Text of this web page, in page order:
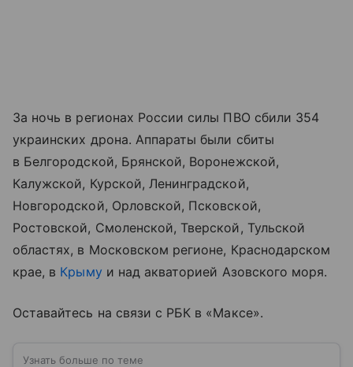
За ночь в регионах России силы ПВО сбили 354
украинских дрона. Аппараты были сбиты
в Белгородской, Брянской, Воронежской,
Калужской, Курской, Ленинградской,
Новгородской, Орловской, Псковской,
Ростовской, Смоленской, Тверской, Тульской
областях, в Московском регионе, Краснодарском
крае, в Крыму и над акваторией Азовского моря.
Оставайтесь на связи с РБК в «Максе».
Узнать больше по теме